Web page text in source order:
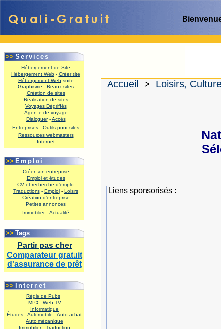
>> Services
Hébergement de Site
Hébergement Web- Créer site
Hébergement Websuite
Graphisme - Beaux sites
Création de sites
Réalisation de sites
Voyages Dégriffés
Agence de voyage
Dialoguer-Accès
Entreprises - Outils pour sites
Ressources webmasters
Internet
>> Emploi
Créer son entreprise
Emploi et études
CV et recherche d'emploi
Traductions- Emploi- Loisirs
Création d'entreprise
Petites annonces
Immobilier -Actualité
>> Tags
Partir pas cher
Comparateur gratuit
d'assurance de prêt
>> Internet
Régie de Pubs
MP3 - Web TV
Informatique
Études -Automobile -Auto achat
Auto mécanique
Immobilier- Traduction
Accueil > Loisirs,
Liens sponsorisés :